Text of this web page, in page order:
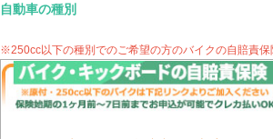
自動車の種別
※250cc以下の種別でのご希望の方のバイクの自賠責